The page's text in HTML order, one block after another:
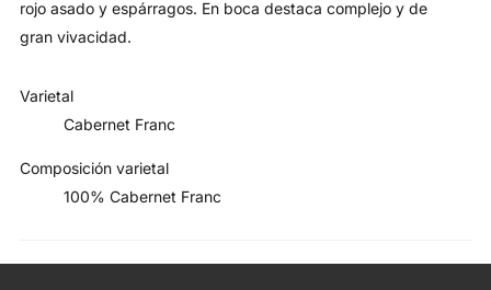
rojo asado y espárragos. En boca destaca complejo y de
gran vivacidad.
Varietal
Cabernet Franc
Composición varietal
100% Cabernet Franc